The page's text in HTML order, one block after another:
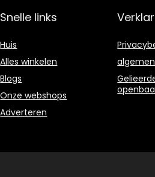
gootsteen,
Snelle links
Huis
Alles winkelen
Blogs
Onze webshops
Adverteren